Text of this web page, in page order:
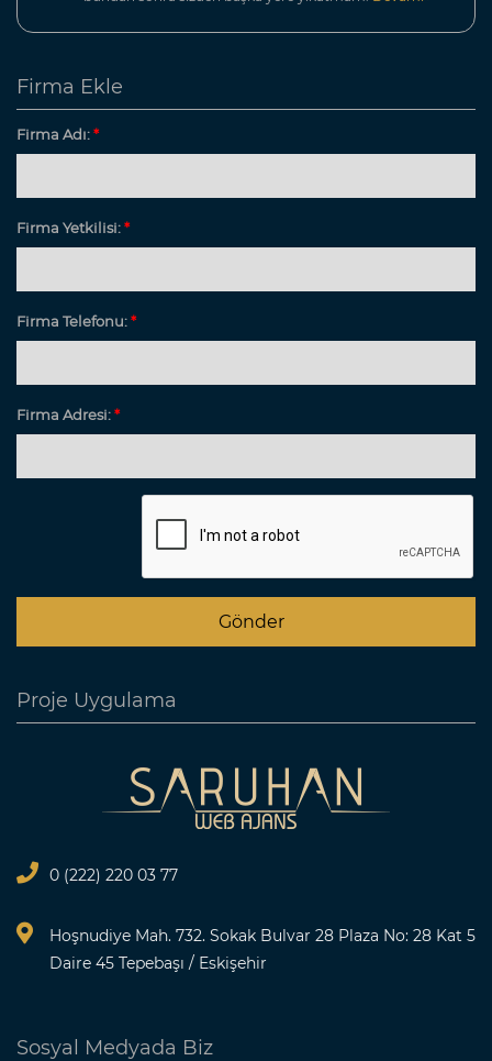
Firma Ekle
Firma Adı:*
Firma Yetkilisi:*
Firma Telefonu:*
Firma Adresi:*
Proje Uygulama
0 (222) 220 03 77
Hoşnudiye Mah. 732. Sokak Bulvar 28 Plaza No: 28 Kat 5
Daire 45 Tepebaşı / Eskişehir
Sosyal Medyada Biz